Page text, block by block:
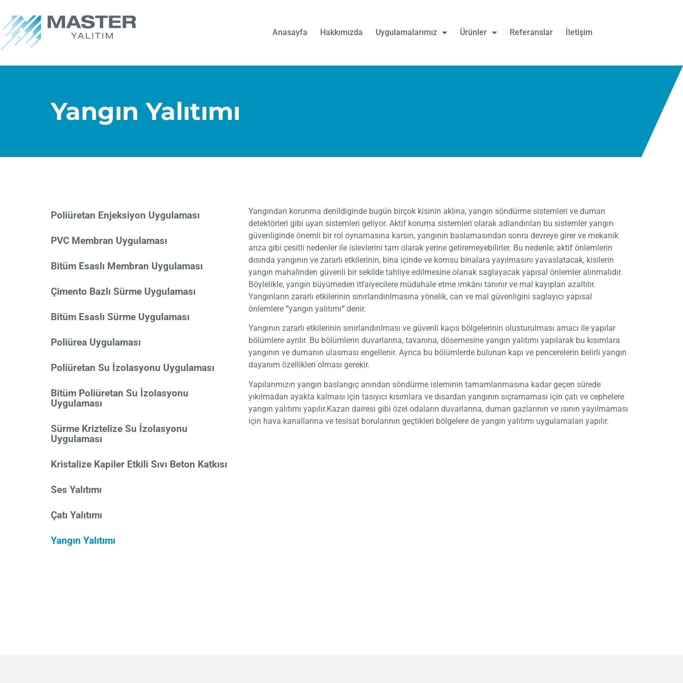
Anasayfa Hakkımızda Uygulamalarımız Ürünler Referanslar İletişim
Yangın Yalıtımı
Poliüretan Enjeksiyon Uygulaması
PVC Membran Uygulaması
Bitüm Esaslı Membran Uygulaması
Çimento Bazlı Sürme Uygulaması
Bitüm Esaslı Sürme Uygulaması
Poliürea Uygulaması
Poliüretan Su İzolasyonu Uygulaması
Bitüm Poliüretan Su İzolasyonu
Uygulaması
Sürme Kriztelize Su İzolasyonu
Uygulaması
Kristalize Kapiler Etkili Sıvı Beton Katkısı
Ses Yalıtımı
Çatı Yalıtımı
Yangın Yalıtımı
Yangından korunma denildiginde bugün birçok kisinin aklına, yangın söndürme sistemleri ve duman
detektörleri gibi uyarı sistemleri geliyor. Aktif koruma sistemleri olarak adlandırılan bu sistemler yangın
güvenliginde önemli bir rol oynamasına karsın, yangının baslamasından sonra devreye girer ve mekanik
arıza gibi çesitli nedenler ile islevlerini tam olarak yerine getiremeyebilirler. Bu nedenle; aktif önlemlerin
dısında yangının ve zararlı etkilerinin, bina içinde ve komsu binalara yayılmasını yavaslatacak, kisilerin
yangın mahalinden güvenli bir sekilde tahliye edilmesine olanak saglayacak yapısal önlemler alınmalıdır.
Böylelikle, yangın büyümeden itfaiyecilere müdahale etme imkânı tanınır ve mal kayıpları azaltılır.
Yangınların zararlı etkilerinin sınırlandırılmasına yönelik, can ve mal güvenligini saglayıcı yapısal
önlemlere “yangın yalıtımı“denir.
Yangının zararlı etkilerinin sınırlandırılması ve güvenli kaçıs bölgelerinin olusturulması amacı ile yapılar
bölümlere ayrılır. Bu bölümlerin duvarlarına, tavanına, dösemesine yangın yalıtımı yapılarak bu kısımlara
yangının ve dumanın ulasması engellenir. Ayrıca bu bölümlerde bulunan kapı ve pencerelerin belirli yangın
dayanım özellikleri olması gerekir.
Yapılarımızın yangın baslangıç anından söndürme isleminin tamamlanmasına kadar geçen sürede
yıkılmadan ayakta kalması için tasıyıcı kısımlara ve dısardan yangının sıçramaması için çatı ve cephelere
yangın yalıtımı yapılır.Kazan dairesi gibi özel odaların duvarlarına, duman gazlarının ve ısının yayılmaması
için hava kanallarına ve tesisat borularının geçtikleri bölgelere de yangın yalıtımı uygulamaları yapılır.